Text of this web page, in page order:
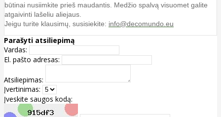
būtinai nusiimkite prieš maudantis. Medžio spalvą visuomet galite
atgaivinti lašeliu aliejaus.
Jeigu turite klausimų, susisiekite: info@decomundo.eu
Parašyti atsiliepimą
Vardas:
El. pašto adresas:
Atsiliepimas:
Įvertinimas:
Įveskite saugos kodą: